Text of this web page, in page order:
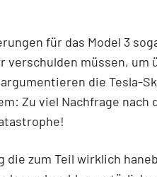
für das Model 3
verschulden müssen, um
die Tesla-
Zu viel Nachfrage nach
zum Teil wirklich